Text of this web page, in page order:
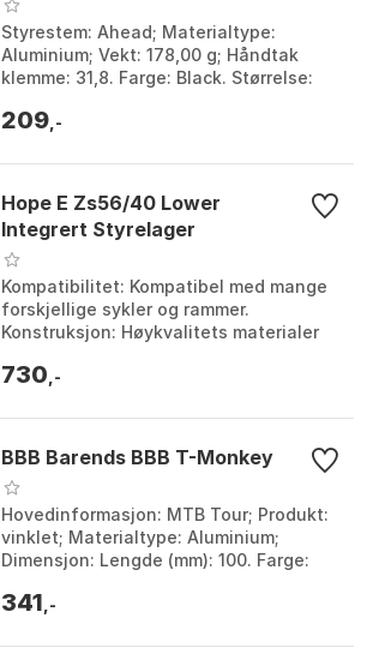
Styrestem: Ahead; Materialtype:
Aluminium; Vekt: 178,00 g; Håndtak
klemme: 31,8. Farge: Black. Størrelse:
209 ,-
Hope E Zs56/40 Lower
Integrert Styrelager
Kompatibilitet: Kompatibel med mange
forskjellige sykler og rammer.
Konstruksjon: Høykvalitets materialer
Enkel å installere...
730 ,-
BBB Barends BBB T-Monkey
Hovedinformasjon: MTB Tour; Produkt:
vinklet; Materialtype: Aluminium;
Dimensjon: Lengde (mm): 100. Farge:
341 ,-